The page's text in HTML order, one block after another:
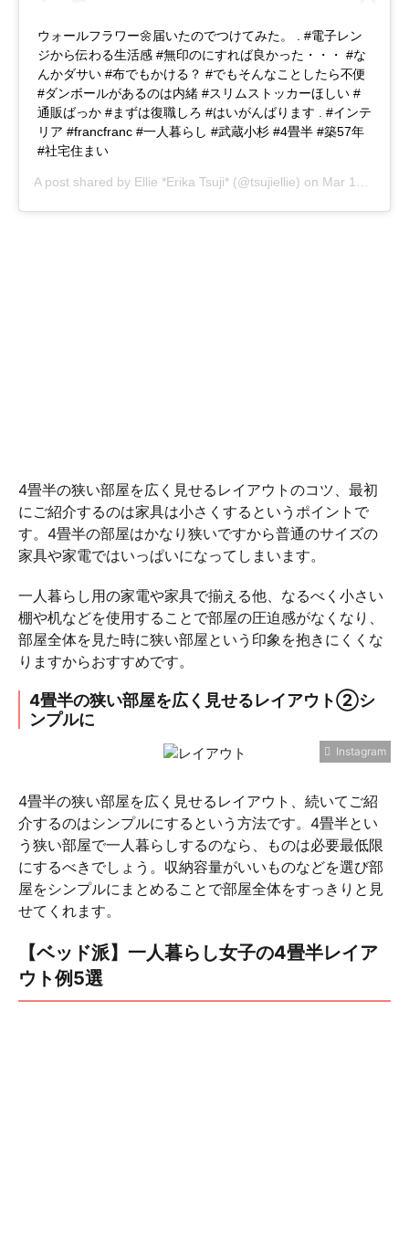
ウォールフラワー🌼届いたのでつけてみた。 . #電子レン
ジから伝わる生活感 #無印のにすれば良かった・・・ #な
んかダサい #布でもかける？ #でもそんなことしたら不便
#ダンボールがあるのは内緒 #スリムストッカーほしい #
通販ばっか #まずは復職しろ #はいがんばります . #インテ
リア #francfranc #一人暮らし #武蔵小杉 #4畳半 #築57年
#社宅住まい
A post shared by Ellie *Erika Tsuji* (@tsujiellie) on Mar 16, 2017 at 11:41pm PDT
4畳半の狭い部屋を広く見せるレイアウトのコツ、最初
にご紹介するのは家具は小さくするというポイントで
す。4畳半の部屋はかなり狭いですから普通のサイズの
家具や家電ではいっぱいになってしまいます。
一人暮らし用の家電や家具で揃える他、なるべく小さい
棚や机などを使用することで部屋の圧迫感がなくなり、
部屋全体を見た時に狭い部屋という印象を抱きにくくな
りますからおすすめです。
4畳半の狭い部屋を広く見せるレイアウト②シ
ンプルに
Instagram
4畳半の狭い部屋を広く見せるレイアウト、続いてご紹
介するのはシンプルにするという方法です。4畳半とい
う狭い部屋で一人暮らしするのなら、ものは必要最低限
にするべきでしょう。収納容量がいいものなどを選び部
屋をシンプルにまとめることで部屋全体をすっきりと見
せてくれます。
【ベッド派】一人暮らし女子の4畳半レイア
ウト例5選